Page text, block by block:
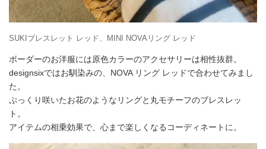
SUKIブレスレット レッド、MINI NOVAリング レッド
ボーダーのお洋服には原色カラーのアクセサリーは相性抜群。
designsixではお馴染みの、NOVA リング レッドで合わせてみまし
た。
ぷっくり咲いたお花のようなリングと丸モチーフのブレスレッ
ト。
アイテムの相乗効果で、心まで楽しくなるコーディネートに。